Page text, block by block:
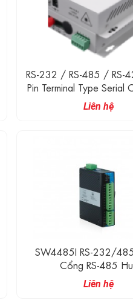
RS-232 / RS-485 / RS-
Pin Terminal Type Serial
Converter /
Liên hệ
SW4485I RS-232/
Cổng RS-485
Liên hệ